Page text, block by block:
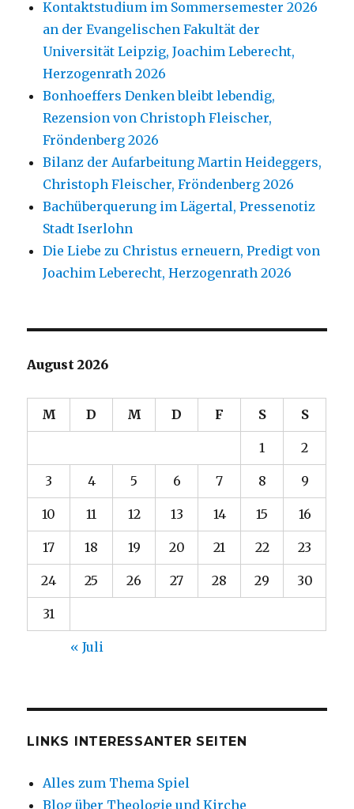
Kontaktstudium im Sommersemester 2026
an der Evangelischen Fakultät der
Universität Leipzig, Joachim Leberecht,
Herzogenrath 2026
Bonhoeffers Denken bleibt lebendig,
Rezension von Christoph Fleischer,
Fröndenberg 2026
Bilanz der Aufarbeitung Martin Heideggers,
Christoph Fleischer, Fröndenberg 2026
Bachüberquerung im Lägertal, Pressenotiz
Stadt Iserlohn
Die Liebe zu Christus erneuern, Predigt von
Joachim Leberecht, Herzogenrath 2026
August 2026
M D M D F S S
1 2
3 4 5 6 7 8 9
10 11 12 13 14 15 16
17 18 19 20 21 22 23
24 25 26 27 28 29 30
31
« Juli
LINKS INTERESSANTER SEITEN
Alles zum Thema Spiel
Blog über Theologie und Kirche